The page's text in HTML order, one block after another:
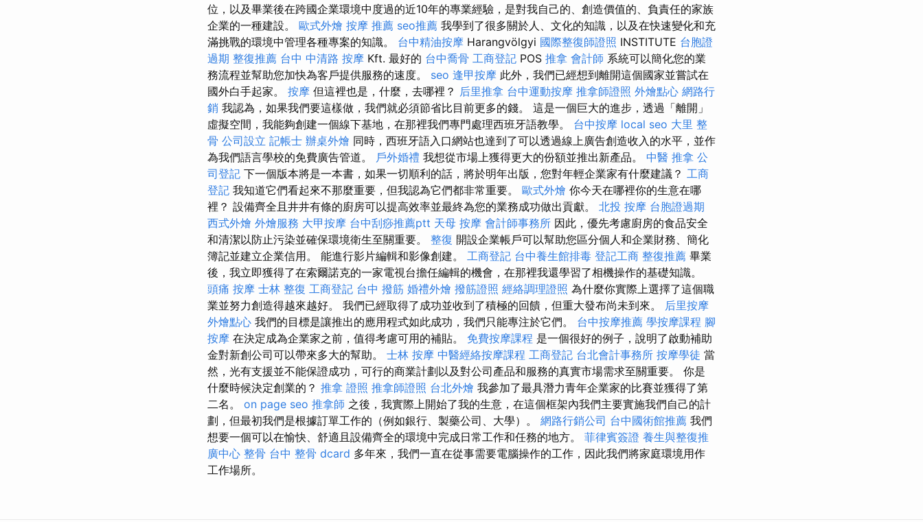
位，以及畢業後在跨國企業環境中度過的近10年的專業經驗，是對我自己的、創造價值的、負責任的家族
企業的一種建設。 歐式外燴 按摩 推薦 seo推薦 我學到了很多關於人、文化的知識，以及在快速變化和充
滿挑戰的環境中管理各種專案的知識。 台中精油按摩 Harangvölgyi 國際整復師證照 INSTITUTE 台胞證
過期 整復推薦 台中 中清路 按摩 Kft. 最好的 台中喬骨 工商登記 POS 推拿 會計師 系統可以簡化您的業
務流程並幫助您加快為客戶提供服務的速度。 seo 逢甲按摩 此外，我們已經想到離開這個國家並嘗試在
國外白手起家。 按摩 但這裡也是，什麼，去哪裡？ 后里推拿 台中運動按摩 推拿師證照 外燴點心 網路行
銷 我認為，如果我們要這樣做，我們就必須節省比目前更多的錢。 這是一個巨大的進步，透過「離開」
虛擬空間，我能夠創建一個線下基地，在那裡我們專門處理西班牙語教學。 台中按摩 local seo 大里 整
骨 公司設立 記帳士 辦桌外燴 同時，西班牙語入口網站也達到了可以透過線上廣告創造收入的水平，並作
為我們語言學校的免費廣告管道。 戶外婚禮 我想從市場上獲得更大的份額並推出新產品。 中醫 推拿 公
司登記 下一個版本將是一本書，如果一切順利的話，將於明年出版，您對年輕企業家有什麼建議？ 工商
登記 我知道它們看起來不那麼重要，但我認為它們都非常重要。 歐式外燴 你今天在哪裡你的生意在哪
裡？ 設備齊全且井井有條的廚房可以提高效率並最終為您的業務成功做出貢獻。 北投 按摩 台胞證過期
西式外燴 外燴服務 大甲按摩 台中刮痧推薦ptt 天母 按摩 會計師事務所 因此，優先考慮廚房的食品安全
和清潔以防止污染並確保環境衛生至關重要。 整復 開設企業帳戶可以幫助您區分個人和企業財務、簡化
簿記並建立企業信用。 能進行影片編輯和影像創建。 工商登記 台中養生館排毒 登記工商 整復推薦 畢業
後，我立即獲得了在索爾諾克的一家電視台擔任編輯的機會，在那裡我還學習了相機操作的基礎知識。
頭痛 按摩 士林 整復 工商登記 台中 撥筋 婚禮外燴 撥筋證照 經絡調理證照 為什麼你實際上選擇了這個職
業並努力創造得越來越好。 我們已經取得了成功並收到了積極的回饋，但重大發布尚未到來。 后里按摩
外燴點心 我們的目標是讓推出的應用程式如此成功，我們只能專注於它們。 台中按摩推薦 學按摩課程 腳
按摩 在決定成為企業家之前，值得考慮可用的補貼。 免費按摩課程 是一個很好的例子，說明了啟動補助
金對新創公司可以帶來多大的幫助。 士林 按摩 中醫經絡按摩課程 工商登記 台北會計事務所 按摩學徒 當
然，光有支援並不能保證成功，可行的商業計劃以及對公司產品和服務的真實市場需求至關重要。 你是
什​​麼時候決定創業的？ 推拿 證照 推拿師證照 台北外燴 我參加了最具潛力青年企業家的比賽並獲得了第
二名。 on page seo 推拿師 之後，我實際上開始了我的生意，在這個框架內我們主要實施我們自己的計
劃，但最初我們是根據訂單工作的（例如銀行、製藥公司、大學）。 網路行銷公司 台中國術館推薦 我們
想要一個可以在愉快、舒適且設備齊全的環境中完成日常工作和任務的地方。 菲律賓簽證 養生與整復推
廣中心 整骨 台中 整骨 dcard 多年來，我們一直在從事需要電腦操作的工作，因此我們將家庭環境用作
工作場所。